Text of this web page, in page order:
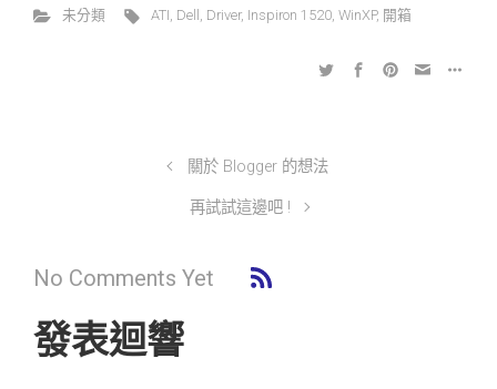
未分類 ATI, Dell , Driver, Inspiron 1520,WinXP, 開箱
關於 Blogger 的想法
再試試這邊吧 !
No Comments Yet
發表迴響